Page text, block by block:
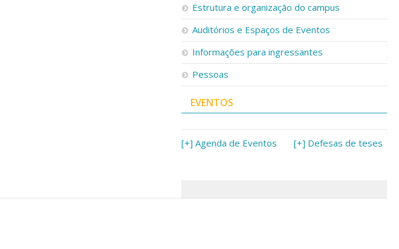
Estrutura e organização do campus
Auditórios e Espaços de Eventos
Informações para ingressantes
Pessoas
EVENTOS
[+] Agenda de Eventos [+] Defesas de teses